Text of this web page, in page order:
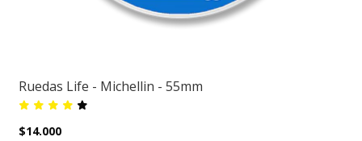
Ruedas Life - Michellin - 55mm
$14.000